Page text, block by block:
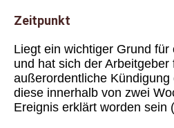
Zeitpunkt
Liegt ein wichtiger Grund
und hat sich der Arbeitgeber
außerordentliche
diese innerhalb von zwei
Ereignis erklärt worden sein